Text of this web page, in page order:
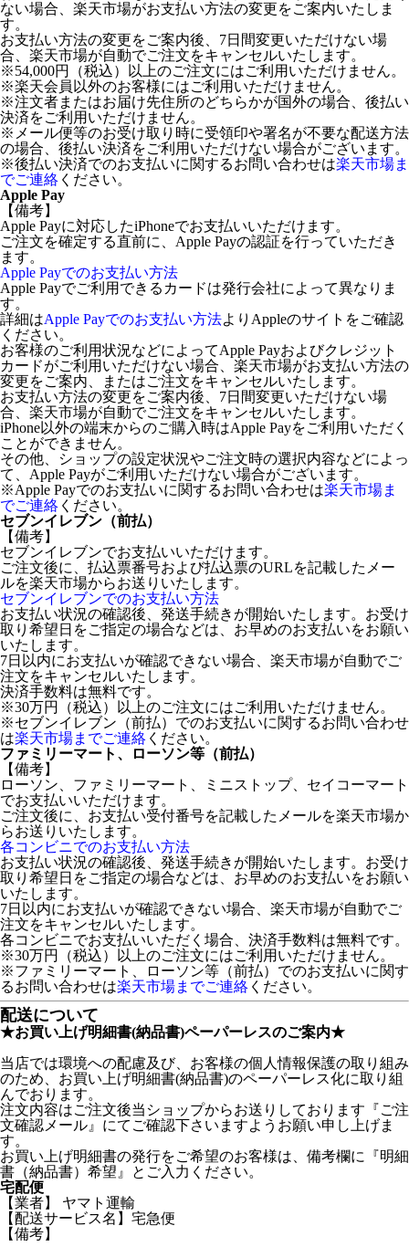
ない場合、楽天市場がお支払い方法の変更をご案内いたしま
す。
お支払い方法の変更をご案内後、7日間変更いただけない場
合、楽天市場が自動でご注文をキャンセルいたします。
※54,000円（税込）以上のご注文にはご利用いただけません。
※楽天会員以外のお客様にはご利用いただけません。
※注文者またはお届け先住所のどちらかが国外の場合、後払い
決済をご利用いただけません。
※メール便等のお受け取り時に受領印や署名が不要な配送方法
の場合、後払い決済をご利用いただけない場合がございます。
※後払い決済でのお支払いに関するお問い合わせは楽天市場ま
でご連絡 ください。
Apple Pay
【備考】
Apple Payに対応したiPhoneでお支払いいただけます。
ご注文を確定する直前に、Apple Payの認証を行っていただき
ます。
Apple Payでのお支払い方法
Apple Payでご利用できるカードは発行会社によって異なりま
す。
詳細はApple Payでのお支払い方法よりAppleのサイトをご確認
ください。
お客様のご利用状況などによってApple Payおよびクレジット
カードがご利用いただけない場合、楽天市場がお支払い方法の
変更をご案内、またはご注文をキャンセルいたします。
お支払い方法の変更をご案内後、7日間変更いただけない場
合、楽天市場が自動でご注文をキャンセルいたします。
iPhone以外の端末からのご購入時はApple Payをご利用いただく
ことができません。
その他、ショップの設定状況やご注文時の選択内容などによっ
て、Apple Payがご利用いただけない場合がございます。
※Apple Payでのお支払いに関するお問い合わせは楽天市場ま
でご連絡 ください。
セブンイレブン（前払）
【備考】
セブンイレブンでお支払いいただけます。
ご注文後に、払込票番号および払込票のURLを記載したメー
ルを楽天市場からお送りいたします。
セブンイレブンでのお支払い方法
お支払い状況の確認後、発送手続きが開始いたします。お受け
取り希望日をご指定の場合などは、お早めのお支払いをお願い
いたします。
7日以内にお支払いが確認できない場合、楽天市場が自動でご
注文をキャンセルいたします。
決済手数料は無料です。
※30万円（税込）以上のご注文にはご利用いただけません。
※セブンイレブン（前払）でのお支払いに関するお問い合わせ
は楽天市場までご連絡 ください。
ファミリーマート、ローソン等（前払）
【備考】
ローソン、ファミリーマート、ミニストップ、セイコーマート
でお支払いいただけます。
ご注文後に、お支払い受付番号を記載したメールを楽天市場か
らお送りいたします。
各コンビニでのお支払い方法
お支払い状況の確認後、発送手続きが開始いたします。お受け
取り希望日をご指定の場合などは、お早めのお支払いをお願い
いたします。
7日以内にお支払いが確認できない場合、楽天市場が自動でご
注文をキャンセルいたします。
各コンビニでお支払いいただく場合、決済手数料は無料です。
※30万円（税込）以上のご注文にはご利用いただけません。
※ファミリーマート、ローソン等（前払）でのお支払いに関す
るお問い合わせは楽天市場までご連絡 ください。
配送について
★お買い上げ明細書(納品書)ペーパーレスのご案内★
当店では環境への配慮及び、お客様の個人情報保護の取り組み
のため、お買い上げ明細書(納品書)のペーパーレス化に取り組
んでおります。
注文内容はご注文後当ショップからお送りしております『ご注
文確認メール』にてご確認下さいますようお願い申し上げま
す。
お買い上げ明細書の発行をご希望のお客様は、備考欄に『明細
書（納品書）希望』とご入力ください。
宅配便
【業者】 ヤマト運輸
【配送サービス名】宅急便
【備考】